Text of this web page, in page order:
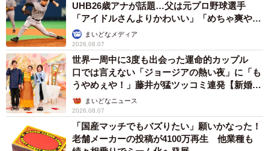
UHB26歳アナが話題…父は元プロ野球選手
「アイドルさんよりかわいい」「めちゃ爽や
か」まいどなメディア
2026.08.07
世界一周中に3度も出会った運命的カップル
口では言えない「ジョージアの熱い夜」に「も
うやめぇや！」藤井が猛ツッコミ連発【新婚さ
ん】まいどなニュース
2026.08.07
「国産マッチでもバズりたい」願いかなった！
老舗メーカーの投稿が4100万再生 他業種も